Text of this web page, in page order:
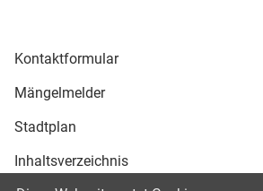
Kontaktformular
Mängelmelder
Stadtplan
Inhaltsverzeichnis